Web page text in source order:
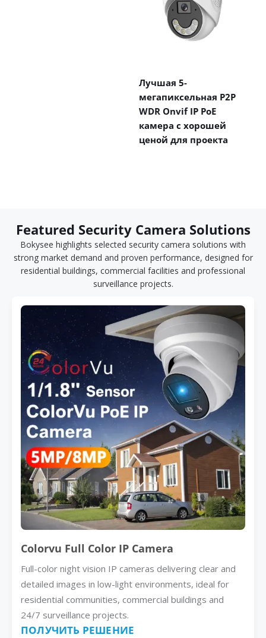
Лучшая 5-
мегапиксельная P2P
WDR Onvif IP PoE
камера с хорошей
ценой для проекта
Featured Security Camera Solutions
Bokysee highlights selected security camera solutions with
strong market demand and proven performance, designed for
residential buildings, commercial facilities and professional
surveillance projects.
Colorvu Full Color IP Camera
Full-color night vision IP cameras delivering clear and
detailed images in low-light environments, ideal for
residential communities, commercial buildings and
24/7 surveillance projects.
ПОЛУЧИТЬ РЕШЕНИЕ